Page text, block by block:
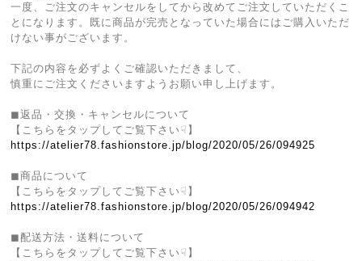
一度、ご注文のキャンセルをしてから改めてご注文していただくこ
とになります。既に商品が完売となっていた場合にはご購入いただ
けない事がございます。
下記の内容を必ずよくご確認いただきまして、
慎重にご注文くださいますようお願い申し上げます。
◼︎返品・交換・キャンセルについて
【こちらをタップしてご覧下さい☟】
https://atelier78.fashionstore.jp/blog/2020/05/26/094925
◼︎商品について
【こちらをタップしてご覧下さい☟】
https://atelier78.fashionstore.jp/blog/2020/05/26/094942
◼︎配送方法・送料について
【こちらをタップしてご覧下さい☟】